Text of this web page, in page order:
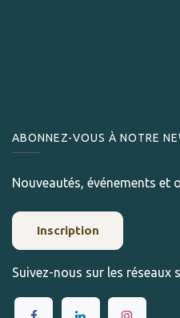
ABONNEZ-VOUS À NOTRE
Nouveautés, événements et
Inscription
Suivez-nous sur les réseaux